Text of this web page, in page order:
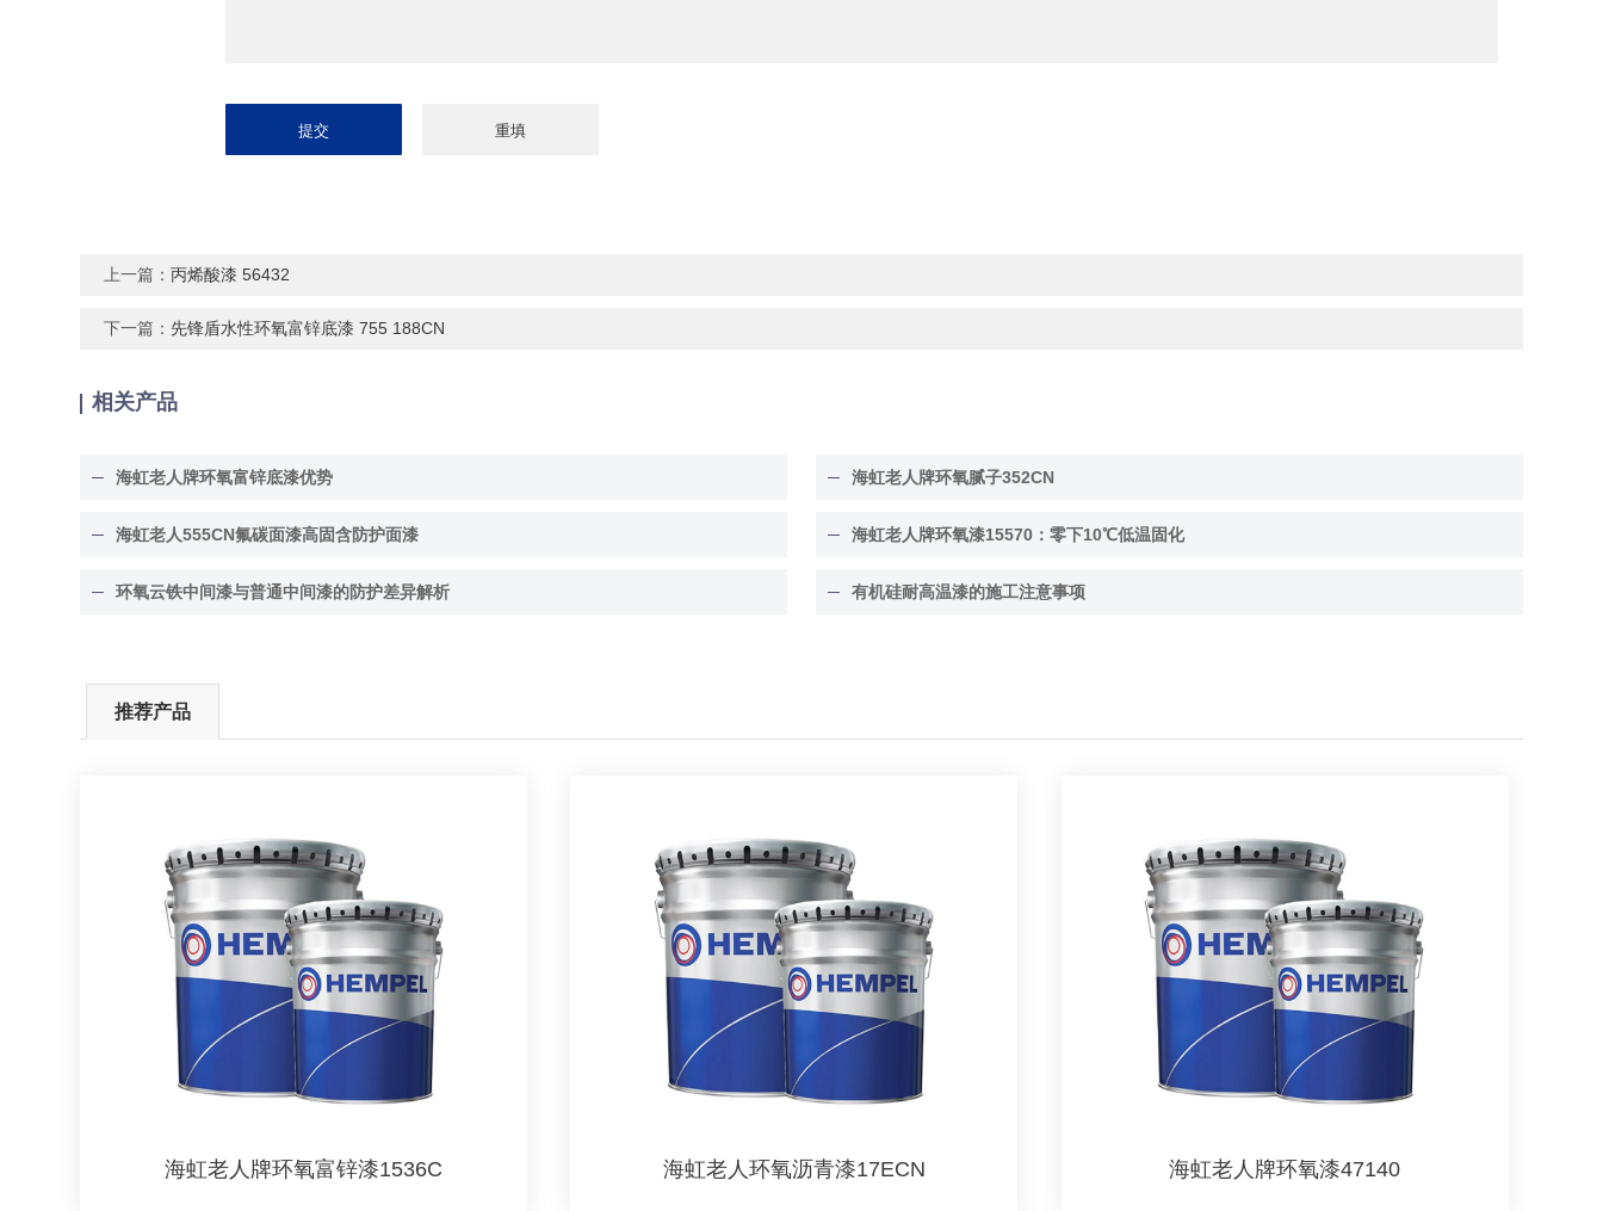
上一篇：丙烯酸漆 56432
下一篇： 先锋盾水性环氧富锌底漆 755 188CN
相关产品
海虹老人牌环氧富锌底漆优势 海虹老人牌环氧腻子352CN
海虹老人555CN氟碳面漆高固含防护面漆 海虹老人牌环氧漆15570：零下10℃低温固化
环氧云铁中间漆与普通中间漆的防护差异解析 有机硅耐高温漆的施工注意事项
推荐产品
海虹老人牌环氧富锌漆1536C 海虹老人环氧沥青漆17ECN 海虹老人牌环氧漆47140